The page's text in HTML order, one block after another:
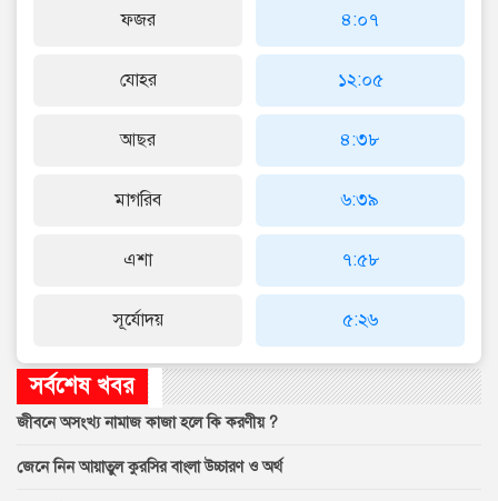
ফজর
যোহর
আছর
মাগরিব
এশা
সূর্যোদয়
৪:০৭
১২:০৫
৪:৩৮
৬:৩৯
৭:৫৮
৫:২৬
সর্বশেষ খবর
জীবনে অসংখ্য নামাজ কাজা হলে কি করণীয় ?
জেনে নিন আয়াতুল কুরসির বাংলা উচ্চারণ ও অর্থ